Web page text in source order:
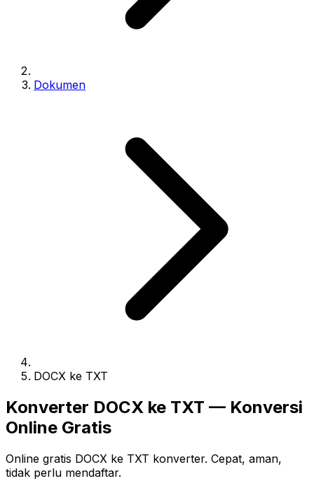
Dokumen
DOCX ke TXT
Konverter DOCX ke TXT — Konversi
Online Gratis
Online gratis DOCX ke TXT konverter. Cepat, aman,
tidak perlu mendaftar.